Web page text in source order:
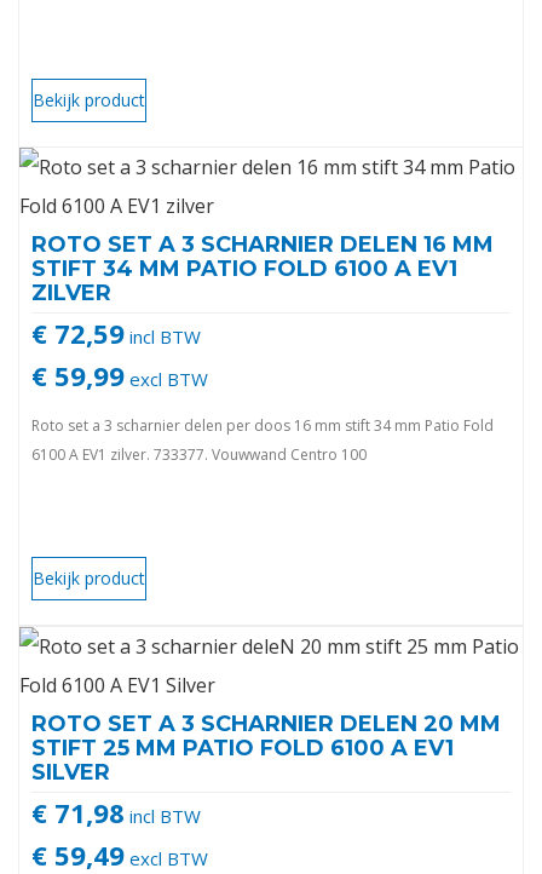
Bekijk product
ROTO SET A 3 SCHARNIER DELEN 16 MM
STIFT 34 MM PATIO FOLD 6100 A EV1
ZILVER
€ 72,59 incl BTW
€ 59,99 excl BTW
Roto set a 3 scharnier delen per doos 16 mm stift 34 mm Patio Fold
6100 A EV1 zilver. 733377. Vouwwand Centro 100
Bekijk product
ROTO SET A 3 SCHARNIER DELEN 20 MM
STIFT 25 MM PATIO FOLD 6100 A EV1
SILVER
€ 71,98 incl BTW
€ 59,49 excl BTW